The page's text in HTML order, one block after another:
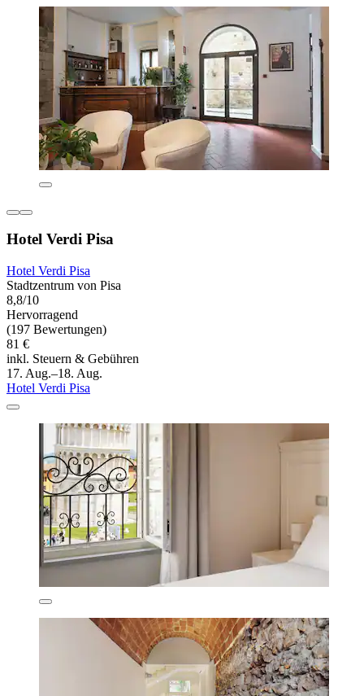
Hotel Verdi Pisa
Hotel Verdi Pisa
Stadtzentrum von Pisa
8,8/10
Hervorragend
(197 Bewertungen)
81 €
inkl. Steuern & Gebühren
17. Aug.–18. Aug.
Hotel Verdi Pisa